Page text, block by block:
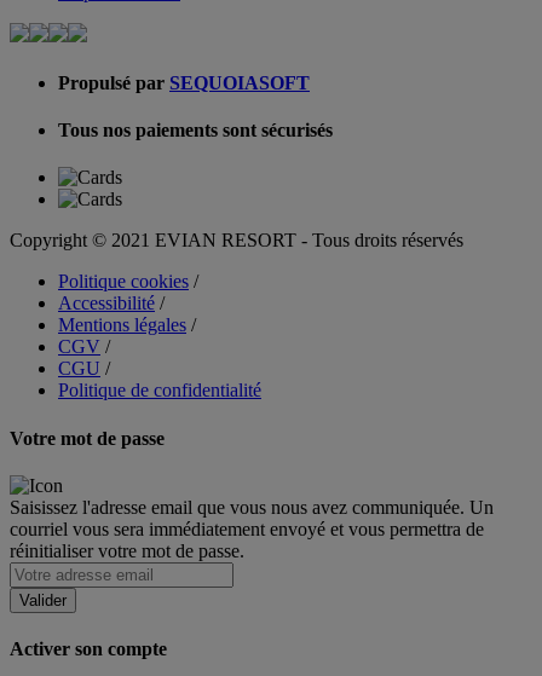
Propulsé par SEQUOIASOFT
Tous nos paiements sont sécurisés
Copyright © 2021 EVIAN RESORT - Tous droits réservés
Politique cookies /
Accessibilité /
Mentions légales /
CGV /
CGU /
Politique de confidentialité
Votre mot de passe
Saisissez l'adresse email que vous nous avez communiquée. Un
courriel vous sera immédiatement envoyé et vous permettra de
réinitialiser votre mot de passe.
Activer son compte